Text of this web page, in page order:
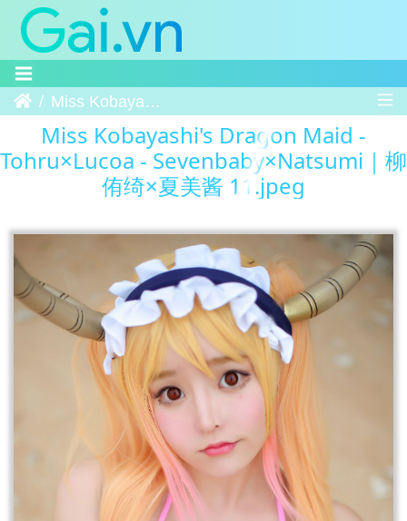
Trang chủMiss Kobayashi's Dragon Maid - Tohru×Lucoa - Sevenbaby×Natsumi｜柳侑绮×夏美酱 11
Miss Kobayashi's Dragon Maid -
Tohru×Lucoa - Sevenbaby×Natsumi｜柳
侑绮×夏美酱 11.jpeg